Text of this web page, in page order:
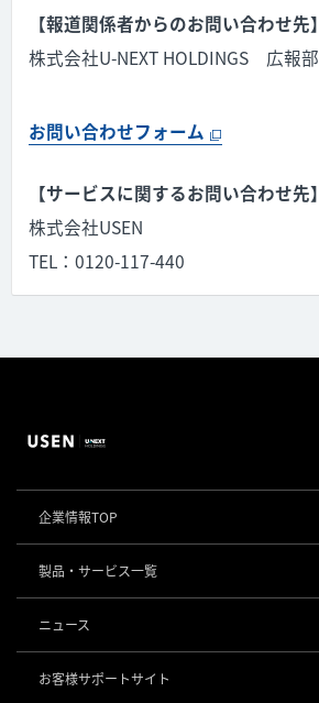
【報道関係者からのお問い合わせ先】
株式会社U-NEXT HOLDINGS 広報部
お問い合わせフォーム
【サービスに関するお問い合わせ先】
株式会社USEN
TEL：0120-117-440
企業情報TOP
会社概要・役員一覧
事業内容
社長メッセージ
製品・サービス一覧
POSレジ 他
USENレジ
USENセルフレジ
お役立ち情報
ニュース
お客様サポートサイト